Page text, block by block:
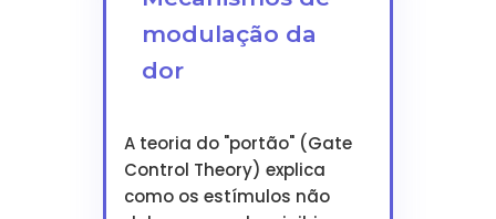
modulação da
dor
A teoria do "portão" (Gate
Control Theory) explica
como os estímulos não